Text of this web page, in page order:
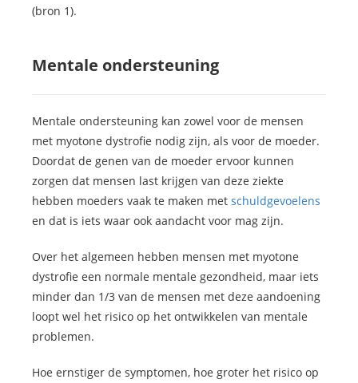
(bron 1).
Mentale ondersteuning
Mentale ondersteuning kan zowel voor de mensen
met myotone dystrofie nodig zijn, als voor de moeder.
Doordat de genen van de moeder ervoor kunnen
zorgen dat mensen last krijgen van deze ziekte
hebben moeders vaak te maken met schuldgevoelens
en dat is iets waar ook aandacht voor mag zijn.
Over het algemeen hebben mensen met myotone
dystrofie een normale mentale gezondheid, maar iets
minder dan 1/3 van de mensen met deze aandoening
loopt wel het risico op het ontwikkelen van mentale
problemen.
Hoe ernstiger de symptomen, hoe groter het risico op